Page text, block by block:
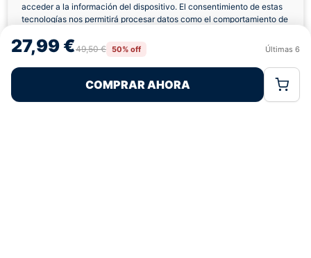
acceder a la información del dispositivo. El consentimiento de estas
tecnologías nos permitirá procesar datos como el comportamiento de
retirar el consentimiento, puede afectar negativamente a ciertas
características y funciones.
Rechazar
Política de CookiesPolítica de Privacidad
27,99 €49,50 € 50% off Últimas 6
COMPRAR AHORA